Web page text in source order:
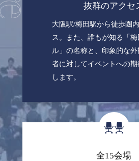
抜群のアクセ
大阪駅/梅田駅から徒歩圏
ス。また、誰もが知る「
ル」の名称と、印象的な
者に対してイベントへの
します。
全15会場